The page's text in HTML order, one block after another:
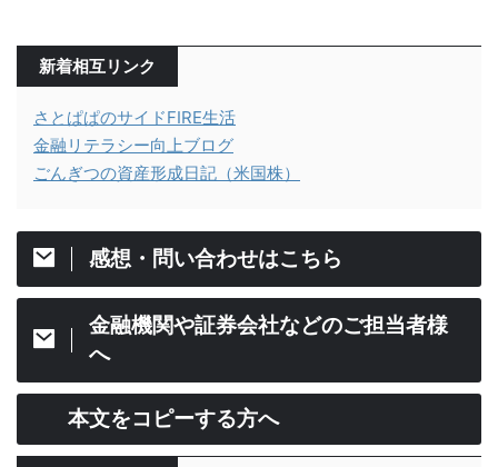
新着相互リンク
さとぱぱのサイドFIRE生活
金融リテラシー向上ブログ
ごんぎつの資産形成日記（米国株）
感想・問い合わせはこちら
金融機関や証券会社などのご担当者様
へ
本文をコピーする方へ